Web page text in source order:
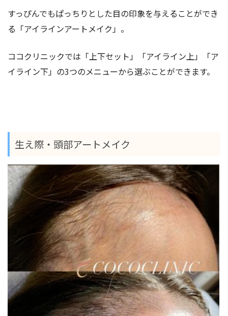
すっぴんでもぱっちりとした目の印象を与えることができ
る「アイラインアートメイク」。
ココクリニックでは「上下セット」「アイライン上」「ア
イライン下」の3つのメニューから選ぶことができます。
生え際・頭部アートメイク